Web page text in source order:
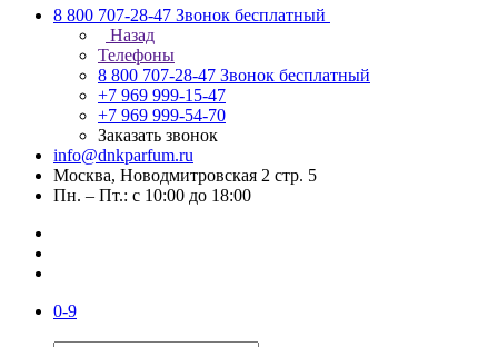
8 800 707-28-47 Звонок бесплатный
Назад
Телефоны
8 800 707-28-47 Звонок бесплатный
+7 969 999-15-47
+7 969 999-54-70
Заказать звонок
info@dnkparfum.ru
Москва, Новодмитровская 2 стр. 5
Пн. – Пт.: с 10:00 до 18:00
0-9